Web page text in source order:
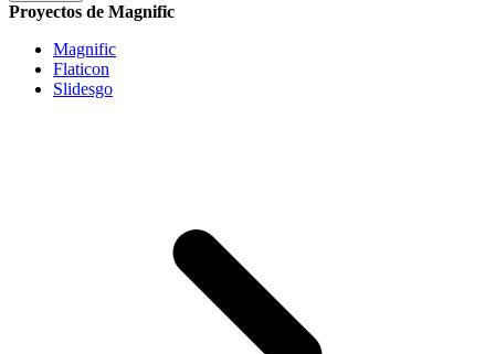
Proyectos de Magnific
Magnific
Flaticon
Slidesgo